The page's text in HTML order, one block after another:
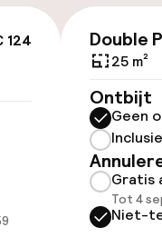
124 Double
25 m²
Ontbijt
Geen
Gratis
Tot 4
Niet-